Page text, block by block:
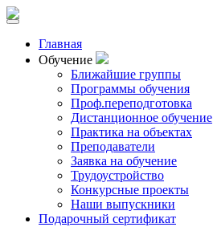
Главная
Обучение
Ближайшие группы
Программы обучения
Проф.переподготовка
Дистанционное обучение
Практика на объектах
Преподаватели
Заявка на обучение
Трудоустройство
Конкурсные проекты
Наши выпускники
Подарочный сертификат